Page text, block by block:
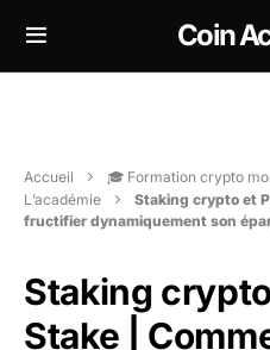
Coin
Accueil
🎓 Formation crypto
L’académie
Staking crypto et
fructifier dynamiquement son
Staking
Stake |